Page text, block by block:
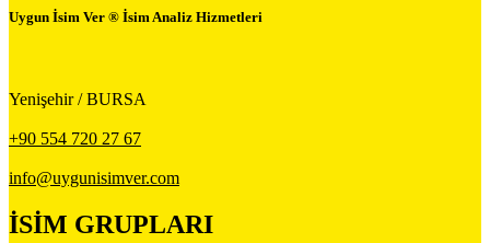
Uygun İsim Ver ® İsim Analiz Hizmetleri
Yenişehir / BURSA
+90 554 720 27 67
info@uygunisimver.com
İSİM GRUPLARI